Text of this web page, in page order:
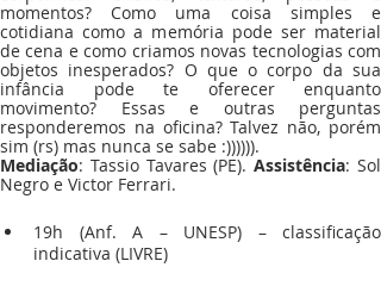
momentos? Como uma coisa simples e
cotidiana como a memória pode ser material
de cena e como criamos novas tecnologias com
objetos inesperados? O que o corpo da sua
infância pode te oferecer enquanto
movimento? Essas e outras perguntas
responderemos na oficina? Talvez não, porém
sim (rs) mas nunca se sabe :)))))).
Mediação: Tassio Tavares (PE). Assistência: Sol
Negro e Victor Ferrari.
19h (Anf. A – UNESP) – classificação
indicativa (LIVRE)